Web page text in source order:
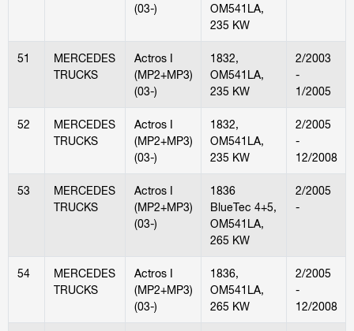
(03-)
OM541LA,
235 KW
51
MERCEDES
TRUCKS
Actros I
(MP2+MP3)
(03-)
1832,
OM541LA,
235 KW
2/2003
-
1/2005
52
MERCEDES
TRUCKS
Actros I
(MP2+MP3)
(03-)
1832,
OM541LA,
235 KW
2/2005
-
12/2008
53
MERCEDES
TRUCKS
Actros I
(MP2+MP3)
(03-)
1836
BlueTec 4+5,
OM541LA,
265 KW
2/2005
-
54
MERCEDES
TRUCKS
Actros I
(MP2+MP3)
(03-)
1836,
OM541LA,
265 KW
2/2005
-
12/2008